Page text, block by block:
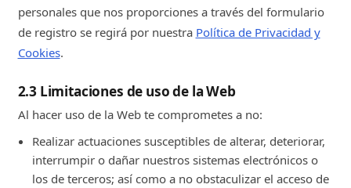
personales que nos proporciones a través del formulario
de registro se regirá por nuestra Política de Privacidad y
Cookies.
2.3 Limitaciones de uso de la Web
Al hacer uso de la Web te comprometes a no:
Realizar actuaciones susceptibles de alterar, deteriorar,
interrumpir o dañar nuestros sistemas electrónicos o
los de terceros; así como a no obstaculizar el acceso de